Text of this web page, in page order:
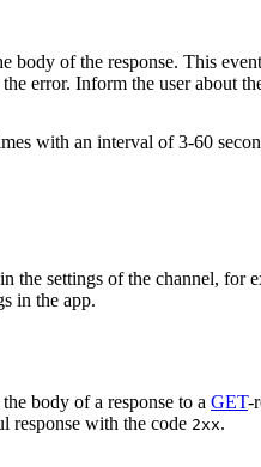
body of the response. This
error. Inform the user about
with an interval of 3-60
the settings of the channel, for
in the app.
body of a response to a GET-
response with the code 2xx.